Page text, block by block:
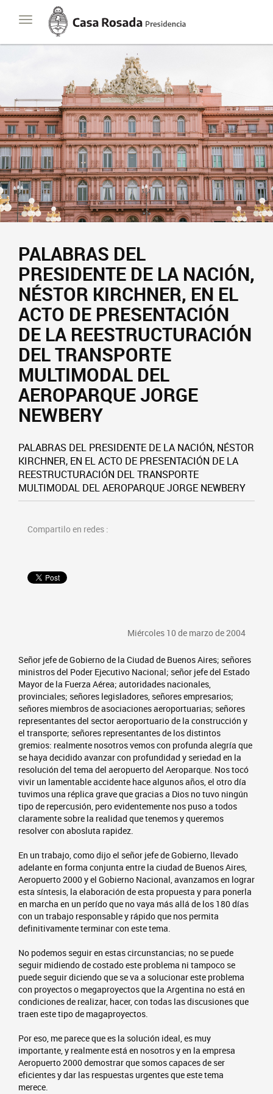
Toggle
navigation
Casa
Rosada
Presidencia
de
PALABRAS DEL
PRESIDENTE DE LA NACIÓN,
NÉSTOR KIRCHNER, EN EL
ACTO DE PRESENTACIÓN
DE LA REESTRUCTURACIÓN
DEL TRANSPORTE
MULTIMODAL DEL
AEROPARQUE JORGE
NEWBERY
PALABRAS DEL PRESIDENTE DE LA NACIÓN, NÉSTOR
KIRCHNER, EN EL ACTO DE PRESENTACIÓN DE LA
REESTRUCTURACIÓN DEL TRANSPORTE
MULTIMODAL DEL AEROPARQUE JORGE NEWBERY
Compartilo en redes :
Miércoles 10 de marzo de 2004
Señor jefe de Gobierno de la Ciudad de Buenos Aires; señores
ministros del Poder Ejecutivo Nacional; señor jefe del Estado
Mayor de la Fuerza Aérea; autoridades nacionales,
provinciales; señores legisladores, señores empresarios;
señores miembros de asociaciones aeroportuarias; señores
representantes del sector aeroportuario de la construcción y
el transporte; señores representantes de los distintos
gremios: realmente nosotros vemos con profunda alegría que
se haya decidido avanzar con profundidad y seriedad en la
resolución del tema del aeropuerto del Aeroparque. Nos tocó
vivir un lamentable accidente hace algunos años, el otro día
tuvimos una réplica grave que gracias a Dios no tuvo ningún
tipo de repercusión, pero evidentemente nos puso a todos
claramente sobre la realidad que tenemos y queremos
resolver con abosluta rapidez.
En un trabajo, como dijo el señor jefe de Gobierno, llevado
adelante en forma conjunta entre la ciudad de Buenos Aires,
Aeropuerto 2000 y el Gobierno Nacional, avanzamos en lograr
esta síntesis, la elaboración de esta propuesta y para ponerla
en marcha en un perído que no vaya más allá de los 180 días
con un trabajo responsable y rápido que nos permita
definitivamente terminar con este tema.
No podemos seguir en estas circunstancias; no se puede
seguir midiendo de costado este problema ni tampoco se
puede seguir diciendo que se va a solucionar este problema
con proyectos o megaproyectos que la Argentina no está en
condiciones de realizar, hacer, con todas las discusiones que
traen este tipo de magaproyectos.
Por eso, me parece que es la solución ideal, es muy
importante, y realmente está en nosotros y en la empresa
Aeropuerto 2000 demostrar que somos capaces de ser
eficientes y dar las respuestas urgentes que este tema
merece.